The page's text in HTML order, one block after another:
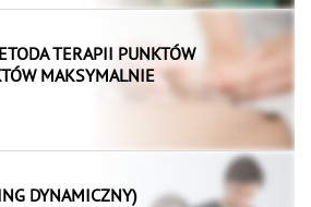
TERAPII PUNKTÓW
MAKSYMALNIE
DYNAMICZNY)